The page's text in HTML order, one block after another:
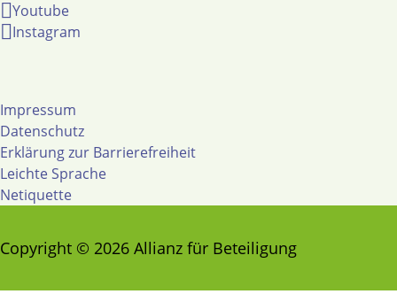
Youtube
Instagram
Impressum
Datenschutz
Erklärung zur Barrierefreiheit
Leichte Sprache
Netiquette
Copyright © 2026 Allianz für Beteiligung